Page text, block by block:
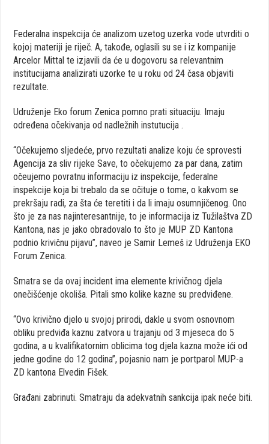
Federalna inspekcija će analizom uzetog uzerka vode utvrditi o
kojoj materiji je riječ. A, takođe, oglasili su se i iz kompanije
Arcelor Mittal te izjavili da će u dogovoru sa relevantnim
institucijama analizirati uzorke te u roku od 24 časa objaviti
rezultate.
Udruženje Eko forum Zenica pomno prati situaciju. Imaju
određena očekivanja od nadležnih instutucija .
“Očekujemo sljedeće, prvo rezultati analize koju će sprovesti
Agencija za sliv rijeke Save, to očekujemo za par dana, zatim
očeujemo povratnu informaciju iz inspekcije, federalne
inspekcije koja bi trebalo da se očituje o tome, o kakvom se
prekršaju radi, za šta će teretiti i da li imaju osumnjičenog. Ono
što je za nas najinteresantnije, to je informacija iz Tužilaštva ZD
Kantona, nas je jako obradovalo to što je MUP ZD Kantona
podnio krivičnu pijavu”, naveo je Samir Lemeš iz Udruženja EKO
Forum Zenica.
Smatra se da ovaj incident ima elemente krivičnog djela
onečišćenje okoliša. Pitali smo kolike kazne su predviđene.
“Ovo krivično djelo u svojoj prirodi, dakle u svom osnovnom
obliku predviđa kaznu zatvora u trajanju od 3 mjeseca do 5
godina, a u kvalifikatornim oblicima tog djela kazna može ići od
jedne godine do 12 godina”, pojasnio nam je portparol MUP-a
ZD kantona Elvedin Fišek.
Građani zabrinuti. Smatraju da adekvatnih sankcija ipak neće biti.